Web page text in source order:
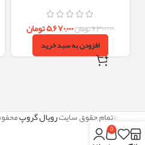
۶,۳۰۰,۰۰۰تومان۵,۶۷۰,۰۰۰تومان
افزودن به سبد خرید
©تمام حقوق سایترویال گروپ
0